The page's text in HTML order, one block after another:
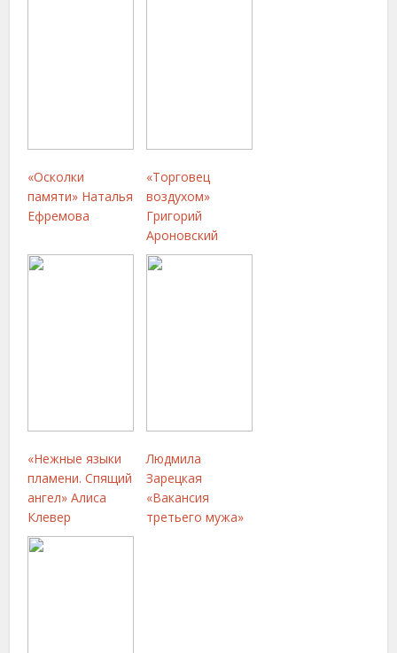
«Осколки
памяти» Наталья
Ефремова
«Торговец
воздухом»
Григорий
Ароновский
«Нежные языки
пламени. Спящий
ангел» Алиса
Клевер
Людмила
Зарецкая
«Вакансия
третьего мужа»